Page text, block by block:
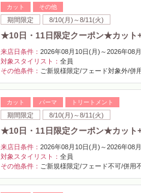
カット その他
期間限定 8/10(月)～8/11(火)
★10日・11日限定クーポン★カット
来店日条件： 2026年08月10日(月)～2026年08
対象スタイリスト： 全員
その他条件： ご新規様限定/フェード対象外/併
カット パーマ トリートメント
期間限定 8/10(月)～8/11(火)
★10日・11日限定クーポン★カット
来店日条件： 2026年08月10日(月)～2026年08
対象スタイリスト： 全員
その他条件： ご新規様限定/フェード不可/併用